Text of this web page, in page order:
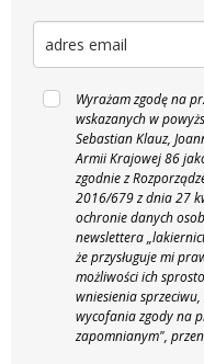
Wyrażam zgodę na
wskazanych w
Sebastian Klauz,
Armii Krajowej 86
zgodnie z
2016/679 z dnia 27
ochronie danych
newslettera
że przysługuje mi
możliwości ich
wniesienia
wycofania zgody na
zapomnianym",